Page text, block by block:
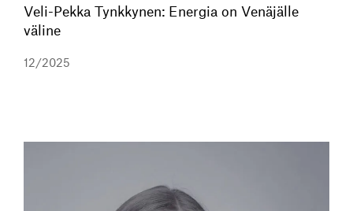
Veli-Pekka Tynkkynen: Energia on Venäjälle
väline
12/2025